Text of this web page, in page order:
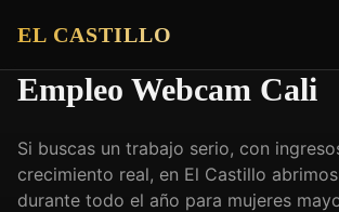
EL CASTILLO
Empleo Webcam Cali
Si buscas un trabajo serio, con
crecimiento real, en El Castillo
durante todo el año para mujeres